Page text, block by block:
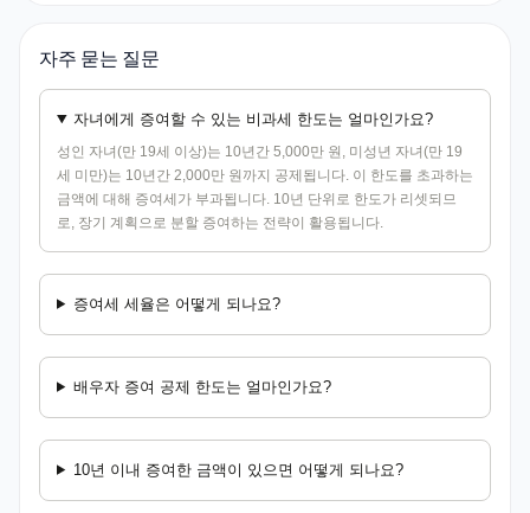
자주 묻는 질문
자녀에게 증여할 수 있는 비과세 한도는 얼마인가요?
성인 자녀(만 19세 이상)는 10년간 5,000만 원, 미성년 자녀(만 19
세 미만)는 10년간 2,000만 원까지 공제됩니다. 이 한도를 초과하는
금액에 대해 증여세가 부과됩니다. 10년 단위로 한도가 리셋되므
로, 장기 계획으로 분할 증여하는 전략이 활용됩니다.
증여세 세율은 어떻게 되나요?
배우자 증여 공제 한도는 얼마인가요?
10년 이내 증여한 금액이 있으면 어떻게 되나요?